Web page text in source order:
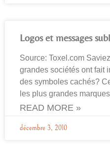
Logos et messages
Source: Toxel.com
grandes sociétés ont fait
des symboles cachés?
les plus grandes marques
READ MORE »
décembre 3, 2010